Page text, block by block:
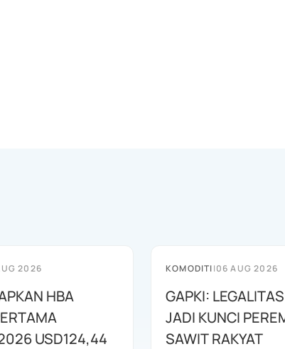
2026
HBA
USD124,44
KOMODITI|06 AUG 2026
GAPKI:
JADI KUNCI
SAWIT RAKYAT